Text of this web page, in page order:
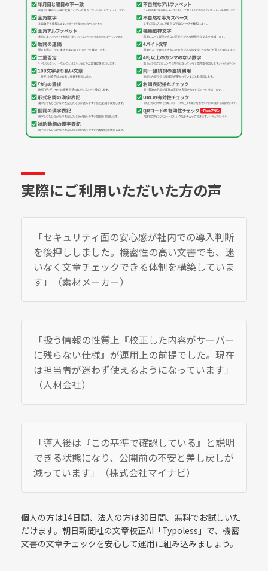
実際にご利用いただいた方の声
「セキュリティ面の安心感が社内での導入判断
を後押ししました。機密性の高い文書でも、迷
いなく文章チェックできる体制を構築していま
す」（素材メーカー）
「扱う情報の性質上『校正した内容がサーバー
に残らない仕様』が運用上の前提でした。現在
は担当者が迷わず使えるようになっています」
（人材会社）
「導入後は『この基準で確認している』と説明
できる状態になり、公開前の不安と差し戻しが
減っています」（株式会社マイナビ）
個人の方は14日間、法人の方は30日間、無料でお試しいた
だけます。朝日新聞社の文章校正AI「Typoless」で、機密
文書の文章チェックを安心して運用に組み込みましょう。